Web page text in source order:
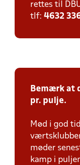
rettes til
tlf: 4632
Bemærk at
pr. pulje.
Mød i god
møder
kamp i